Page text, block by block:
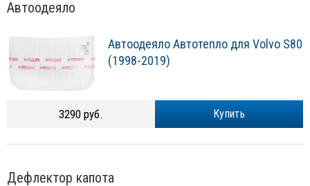
Автоодеяло
Автоодеяло Автотепло для Volvo S80
(1998-2019)
Купить
3290 руб.
Дефлектор капота